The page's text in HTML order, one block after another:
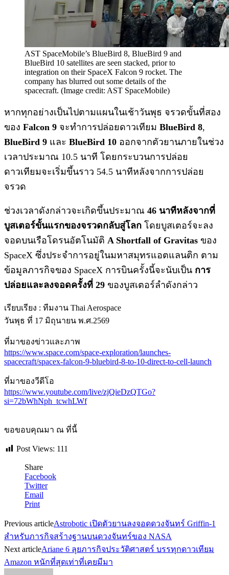
AST SpaceMobile’s BlueBird 8, BlueBird 9 and
BlueBird 10 satellites are seen stacked, prior to
integration on their SpaceX Falcon 9 rocket. The
company has blurred out some details of the
spacecraft. (Image credit: AST SpaceMobile)
หากทุกอย่างเป็นไปตามแผนในเช้าวันพุธ จรวดขั้นที่สอง
ของ Falcon 9 จะทำการปล่อยดาวเทียม BlueBird 8,
BlueBird 9 และ BlueBird 10 ออกจากตัวยานภายในช่วง
เวลาประมาณ 10.5 นาที โดยกระบวนการปล่อย
ดาวเทียมจะเริ่มขึ้นราว 54.5 นาทีหลังจากการปล่อย
จรวด
ช่วงเวลาดังกล่าวจะเกิดขึ้นประมาณ 46 นาทีหลังจากที่
บูสเตอร์ขั้นแรกของจรวดกลับสู่โลก โดยบูสเตอร์จะลง
จอดบนเรือโดรนอัตโนมัติ A Shortfall of Gravitas ของ
SpaceX ซึ่งประจำการอยู่ในมหาสมุทรแอตแลนติก ตาม
ข้อมูลภารกิจของ SpaceX การบินครั้งนี้จะนับเป็น การ
ปล่อยและลงจอดครั้งที่ 29 ของบูสเตอร์ลำดังกล่าว
เรียบเรียง : ทีมงาน Thai Aerospace
วันพุธ ที่ 17 มิถุนายน พ.ศ.2569
ที่มาของข่าวและภาพ
https://www.space.com/space-exploration/launches-
spacecraft/spacex-falcon-9-bluebird-8-to-10-direct-to-cell-launch
ที่มาของวีดีโอ
https://www.youtube.com/live/zjQieDzQTGo?
si=72bWhNph_tcwhLWf
ขอขอบคุณมา ณ ที่นี้
Post Views: 111
Share
Facebook
Twitter
Email
Print
Previous articleAstrobotic เปิดตัวยานลงจอดดวงจันทร์ Griffin-1
สำหรับภารกิจสร้างฐานบนดวงจันทร์ของ NASA
Next articleAriane 6 ลุยภารกิจประวัติศาสตร์ บรรทุกดาวเทียม
Amazon หนักที่สุดเท่าที่เคยมีมา